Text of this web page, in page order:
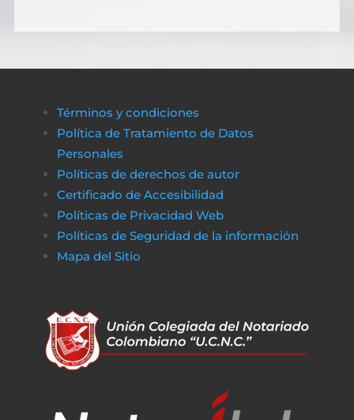
Términos y condiciones
Política de Tratamiento de Datos
Personales
Políticas de derechos de autor
Certificado de Accesibilidad
Políticas de Privacidad Web
Políticas de Seguridad de la información
Mapa del Sitio